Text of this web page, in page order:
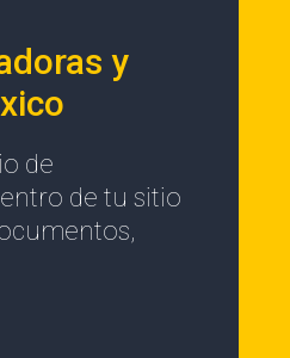
y
de
de tu sitio